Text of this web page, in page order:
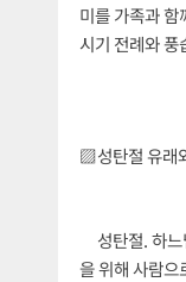
미를 가족과
시기 전례와 풍
▨성탄절 유래
성탄절. 하느
을 위해 사람으